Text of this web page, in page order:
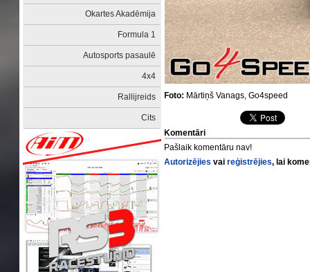
Okartes Akadēmija
Formula 1
Autosports pasaulē
4x4
Rallijreids
Cits
Foto: Mārtiņš Vanags, Go4speed
Komentāri
Pašlaik komentāru nav!
Autorizējies vaireģistrējies, lai